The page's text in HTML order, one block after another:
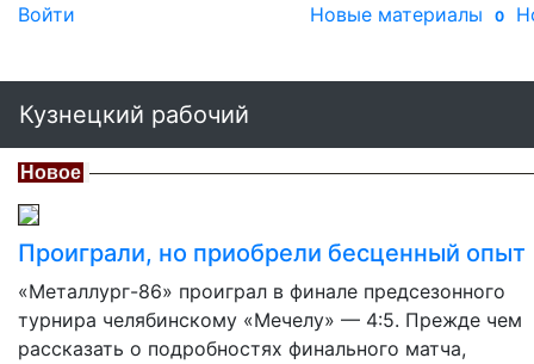
Войти Новые материалы 0
Кузнецкий рабочий
Новое
Проиграли, но приобрели бесценный опыт
«Металлург-86» проиграл в финале предсезонного
турнира челябинскому «Мечелу» — 4:5. Прежде чем
рассказать о подробностях финального матча,